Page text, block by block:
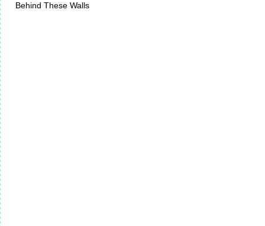
Behind These Walls